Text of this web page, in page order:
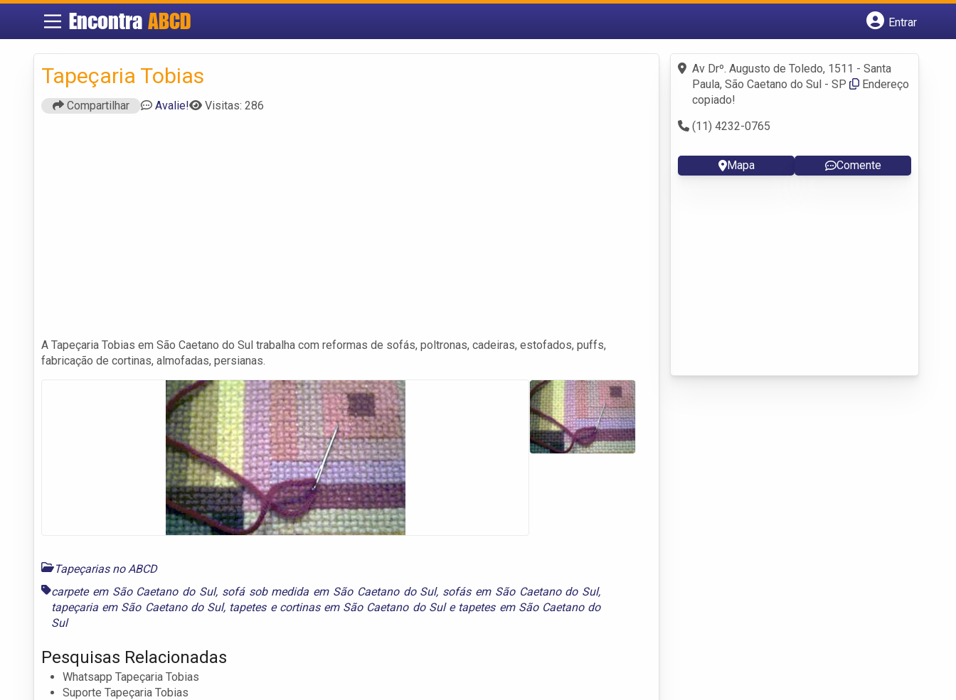
Encontra ABCD
Entrar
Fazer login
Criar conta
Tapeçaria Tobias
Compartilhar Avalie! Visitas: 286
A Tapeçaria Tobias em São Caetano do Sul trabalha com reformas de sofás, poltronas, cadeiras, estofados, puffs,
fabricação de cortinas, almofadas, persianas.
Tapeçarias no ABCD
carpete em São Caetano do Sul, sofá sob medida em São Caetano do Sul, sofás em São Caetano do Sul,
tapeçaria em São Caetano do Sul, tapetes e cortinas em São Caetano do Sule tapetes em São Caetano do
Sul
Pesquisas Relacionadas
Whatsapp Tapeçaria Tobias
Suporte Tapeçaria Tobias
Av Drº. Augusto de Toledo, 1511 - Santa
Paula, São Caetano do Sul - SP
Endereço
copiado!
(11) 4232-0765
Mapa Comente